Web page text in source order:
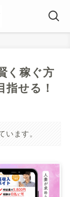
く稼ぐ方
指せる！
います。